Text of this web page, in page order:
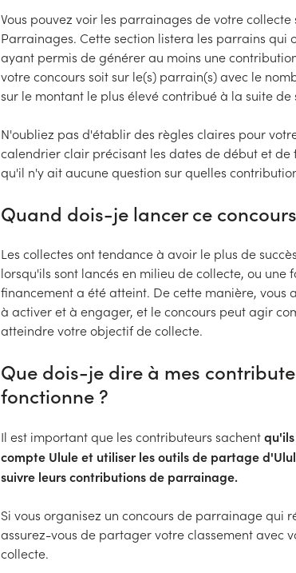
Vous pouvez voir les parrainages de votre
Parrainages. Cette section listera les parrains
ayant permis de générer au moins une
votre concours soit sur le(s) parrain(s) avec le
sur le montant le plus élevé contribué à la suite de
N'oubliez pas d'établir des règles claires pour
calendrier clair précisant les dates de début et
qu'il n'y ait aucune question sur quelles
Quand dois-je lancer ce
Les collectes ont tendance à avoir le plus de
lorsqu'ils sont lancés en milieu de collecte, ou une
financement a été atteint. De cette manière, vous
à activer et à engager, et le concours peut agir
atteindre votre objectif de collecte.
Que dois-je dire à mes
fonctionne ?
Il est important que les contributeurs sachent
compte Ulule et utiliser les outils de partage
suivre leurs contributions de parrainage.
Si vous organisez un concours de parrainage qui
assurez-vous de partager votre classement avec
collecte.